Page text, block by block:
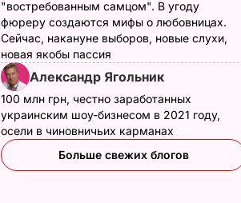
"востребованным самцом". В угоду
фюреру создаются мифы о любовницах.
Сейчас, накануне выборов, новые слухи,
новая якобы пассия
Александр Ягольник
100 млн грн, честно заработанных
украинским шоу-бизнесом в 2021 году,
осели в чиновничьих карманах
Больше свежих блогов